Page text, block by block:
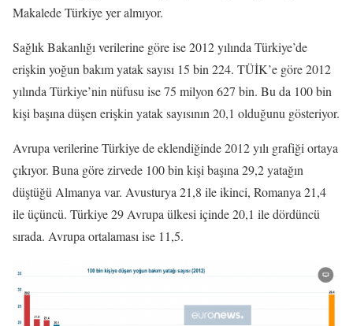
Makalede Türkiye yer almıyor.
Sağlık Bakanlığı verilerine göre ise 2012 yılında Türkiye’de
erişkin yoğun bakım yatak sayısı 15 bin 224. TÜİK’e göre 2012
yılında Türkiye’nin nüfusu ise 75 milyon 627 bin. Bu da 100 bin
kişi başına düşen erişkin yatak sayısının 20,1 olduğunu gösteriyor.
Avrupa verilerine Türkiye de eklendiğinde 2012 yılı grafiği ortaya
çıkıyor. Buna göre zirvede 100 bin kişi başına 29,2 yatağın
düştüğü Almanya var. Avusturya 21,8 ile ikinci, Romanya 21,4
ile üçüncü. Türkiye 29 Avrupa ülkesi içinde 20,1 ile dördüncü
sırada. Avrupa ortalaması ise 11,5.